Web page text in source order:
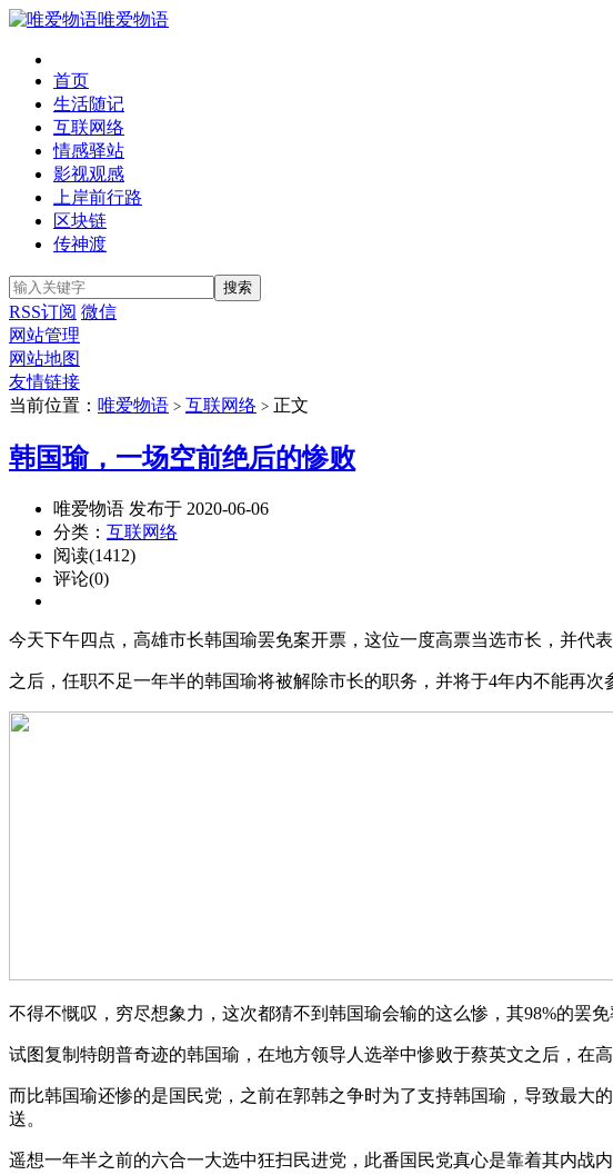
唯爱物语
首页
生活随记
互联网络
情感驿站
影视观感
上岸前行路
区块链
传神渡
RSS订阅 微信
网站管理
网站地图
友情链接
当前位置： 唯爱物语 > 互联网络 > 正文
韩国瑜，一场空前绝后的惨败
唯爱物语 发布于 2020-06-06
分类： 互联网络
阅读(1412)
评论(0)
今天下午四点，高雄市长韩国瑜罢免案开票，这位一度高票当选市长，并代
之后，任职不足一年半的韩国瑜将被解除市长的职务，并将于4年内不能再次
不得不慨叹，穷尽想象力，这次都猜不到韩国瑜会输的这么惨，其98%的罢
试图复制特朗普奇迹的韩国瑜，在地方领导人选举中惨败于蔡英文之后，在
而比韩国瑜还惨的是国民党，之前在郭韩之争时为了支持韩国瑜，导致最大
送。
遥想一年半之前的六合一大选中狂扫民进党，此番国民党真心是靠着其内战